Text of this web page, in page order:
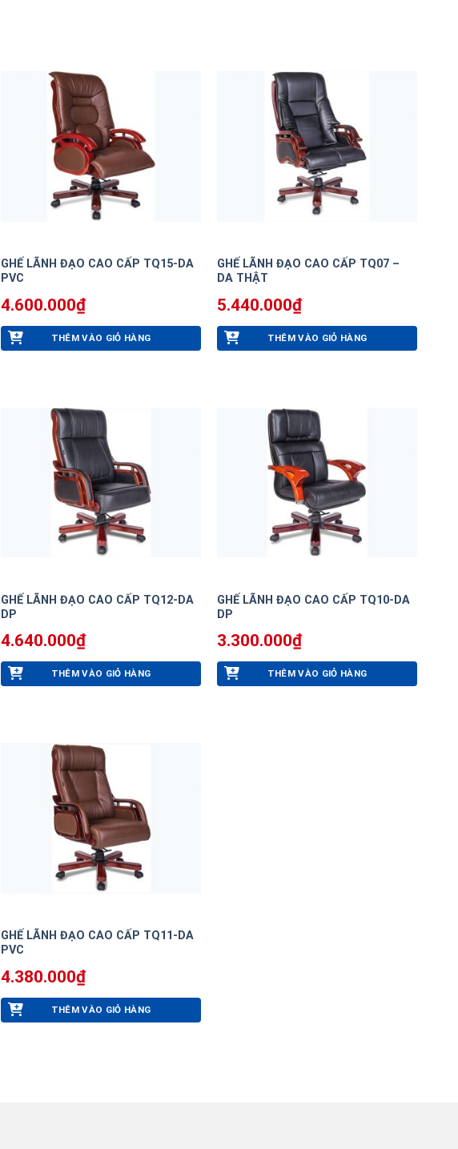
GHẾ LÃNH ĐẠO CAO CẤP TQ15-DA
PVC
4.600.000₫
THÊM VÀO GIỎ HÀNG
GHẾ LÃNH ĐẠO CAO CẤP TQ07 –
DA THẬT
5.440.000₫
THÊM VÀO GIỎ HÀNG
GHẾ LÃNH ĐẠO CAO CẤP TQ12-DA
DP
4.640.000₫
THÊM VÀO GIỎ HÀNG
GHẾ LÃNH ĐẠO CAO CẤP TQ10-DA
DP
3.300.000₫
THÊM VÀO GIỎ HÀNG
GHẾ LÃNH ĐẠO CAO CẤP TQ11-DA
PVC
4.380.000₫
THÊM VÀO GIỎ HÀNG